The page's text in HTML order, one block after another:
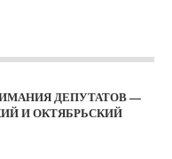
ДЕПУТАТОВ —
И ОКТЯБРЬСКИЙ